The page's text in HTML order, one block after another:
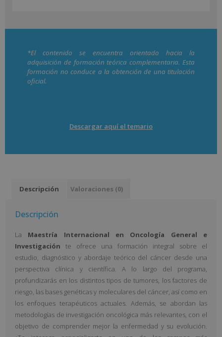
*El contenido se encuentra orientado hacia la
adquisición de formación teórica complementaria. Esta
formación no conduce a la obtención de una titulación
oficial.
Descargar aquí el temario
Descripción Valoraciones (0)
Descripción
La Maestría Internacional en Oncología General e
Investigación te ofrece una formación integral sobre el
estudio, diagnóstico y abordaje teórico del cáncer desde una
perspectiva clínica y científica. A lo largo del programa,
profundizarás en los distintos tipos de tumores, los factores de
riesgo, las bases genéticas y moleculares del cáncer, así como en
los enfoques terapéuticos actuales. Además, se abordan las
metodologías de investigación oncológica más relevantes, con el
objetivo de comprender mejor la enfermedad y su evolución.